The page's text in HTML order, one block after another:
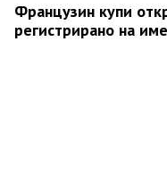
Французин купи
регистрирано на